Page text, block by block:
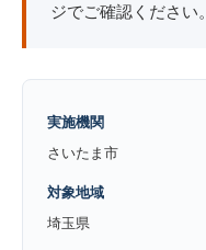
ジでご確認ください。
実施機関
さいたま市
対象地域
埼玉県